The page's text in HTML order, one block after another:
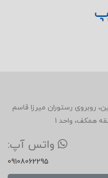
ابتدای خیابان 12 فروردین، روبروی رستوران میرزا قاسم
همکف، واحد 1
واتس آپ:
09108062295